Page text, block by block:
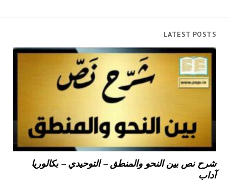
LATEST POSTS
شرح نص بين النحو والمنطق – التوحيدي – بكالوريا
آداب